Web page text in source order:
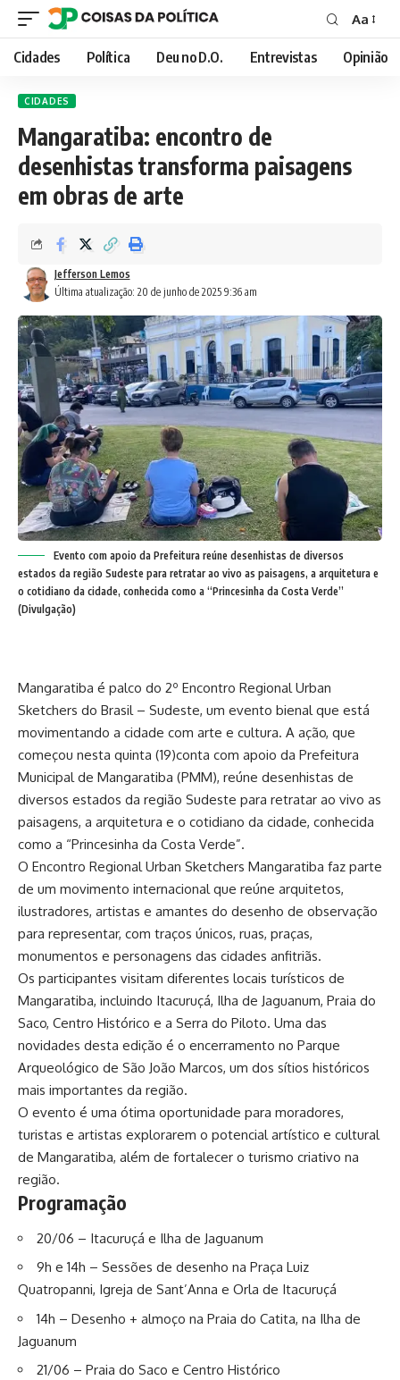
Font
Resizer
Aa
Cidades Política Deu no D.O. Entrevistas Opinião
CIDADES
Mangaratiba: encontro de
desenhistas transforma paisagens
em obras de arte
Última atualização: 20 de junho de 2025 9:36 am
Jefferson Lemos
Evento com apoio da Prefeitura reúne desenhistas de diversos
estados da região Sudeste para retratar ao vivo as paisagens, a arquitetura e
o cotidiano da cidade, conhecida como a “Princesinha da Costa Verde”
(Divulgação)
Mangaratiba é palco do 2º Encontro Regional Urban
Sketchers do Brasil – Sudeste, um evento bienal que está
movimentando a cidade com arte e cultura. A ação, que
começou nesta quinta (19)conta com apoio da Prefeitura
Municipal de Mangaratiba (PMM), reúne desenhistas de
diversos estados da região Sudeste para retratar ao vivo as
paisagens, a arquitetura e o cotidiano da cidade, conhecida
como a “Princesinha da Costa Verde”.
O Encontro Regional Urban Sketchers Mangaratiba faz parte
de um movimento internacional que reúne arquitetos,
ilustradores, artistas e amantes do desenho de observação
para representar, com traços únicos, ruas, praças,
monumentos e personagens das cidades anfitriãs.
Os participantes visitam diferentes locais turísticos de
Mangaratiba, incluindo Itacuruçá, Ilha de Jaguanum, Praia do
Saco, Centro Histórico e a Serra do Piloto. Uma das
novidades desta edição é o encerramento no Parque
Arqueológico de São João Marcos, um dos sítios históricos
mais importantes da região.
O evento é uma ótima oportunidade para moradores,
turistas e artistas explorarem o potencial artístico e cultural
de Mangaratiba, além de fortalecer o turismo criativo na
região.
Programação
20/06 – Itacuruçá e Ilha de Jaguanum
9h e 14h – Sessões de desenho na Praça Luiz
Quatropanni, Igreja de Sant’Anna e Orla de Itacuruçá
14h – Desenho + almoço na Praia do Catita, na Ilha de
Jaguanum
21/06 – Praia do Saco e Centro Histórico